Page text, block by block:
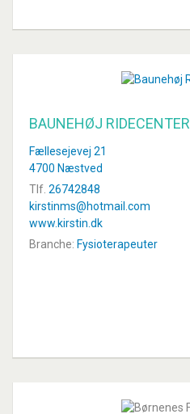
BAUNEHØJ RIDECENTER
Fællesejevej 21
4700 Næstved
Tlf. 26742848
kirstinms@hotmail.com
www.kirstin.dk
Branche: Fysioterapeuter